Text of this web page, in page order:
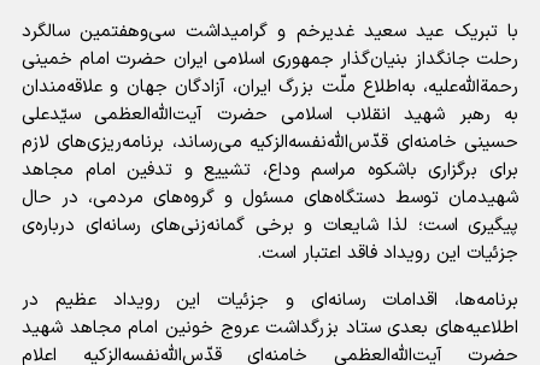
با تبریک عید سعید غدیرخم و گرامیداشت سی‌وهفتمین سالگرد
رحلت جانگداز بنیان‌گذار جمهوری اسلامی ایران حضرت امام خمینی
رحمةالله‌علیه، به‌اطلاع ملّت بزرگ ایران، آزادگان جهان و علاقه‌مندان
به رهبر شهید انقلاب اسلامی حضرت آیت‌الله‌العظمی سیّدعلی
حسینی خامنه‌ای قدّس‌الله‌نفسه‌الزکیه می‌رساند، برنامه‌ریزی‌های لازم
برای برگزاری باشکوه مراسم وداع، تشییع و تدفین امام مجاهد
شهیدمان توسط دستگاه‌های مسئول و گروه‌های مردمی، در حال
پیگیری است؛ لذا شایعات و برخی گمانه‌زنی‌های رسانه‌ای درباره‌ی
جزئیات این رویداد فاقد اعتبار است.
برنامه‌ها، اقدامات رسانه‌ای و جزئیات این رویداد عظیم در
اطلاعیه‌های بعدی ستاد بزرگداشت عروج خونین امام مجاهد شهید
حضرت آیت‌الله‌العظمی خامنه‌ای قدّس‌الله‌نفسه‌الزکیه اعلام